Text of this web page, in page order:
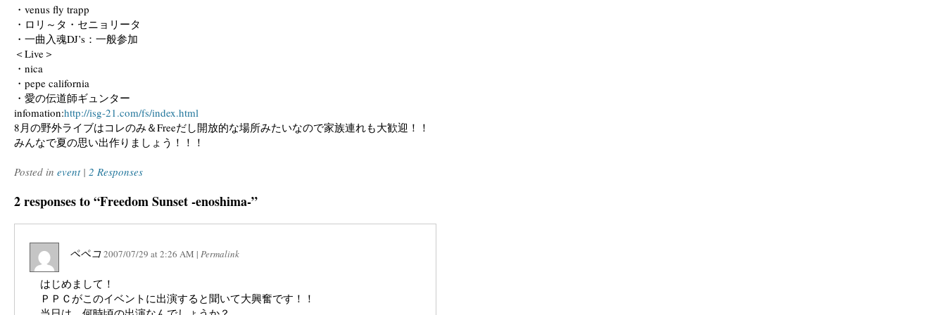
・venus fly trapp
・ロリ～タ・セニョリータ
・一曲入魂DJ’s：一般参加
＜Live＞
・nica
・pepe california
・愛の伝道師ギュンター
infomation:http://isg-21.com/fs/index.html
8月の野外ライブはコレのみ＆Freeだし開放的な場所みたいなので家族連れも大歓迎！！
みんなで夏の思い出作りましょう！！！
Posted in event| 2 Responses
2 responses to “Freedom Sunset -enoshima-”
ペペコ2007/07/29 at2:26 AM | Permalink
はじめまして！
ＰＰＣがこのイベントに出演すると聞いて大興奮です！！